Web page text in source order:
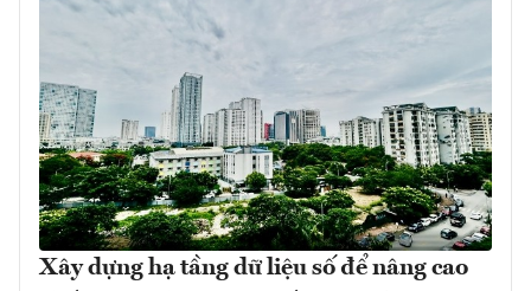
Xây dựng hạ tầng dữ liệu số để nâng cao